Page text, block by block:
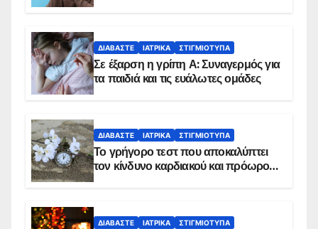
ΔΙΑΒΆΣΤΕ ΙΑΤΡΙΚΆ ΣΤΙΓΜΙΌΤΥΠΑ
Σε έξαρση η γρίπη Α: Συναγερμός για
τα παιδιά και τις ευάλωτες ομάδες
ΔΙΑΒΆΣΤΕ ΙΑΤΡΙΚΆ ΣΤΙΓΜΙΌΤΥΠΑ
Το γρήγορο τεστ που αποκαλύπτει
τον κίνδυνο καρδιακού και πρόωρου
ΔΙΑΒΆΣΤΕ ΙΑΤΡΙΚΆ ΣΤΙΓΜΙΌΤΥΠΑ